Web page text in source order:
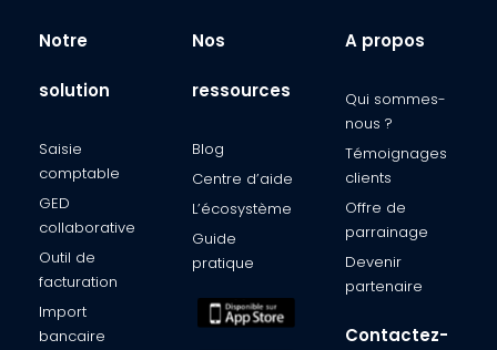
Notre
solution
Saisie
comptable​
GED
collaborative
Outil de
facturation​
Import
bancaire​
Nos
ressources
Blog
Centre d’aide​
L’écosystème​
Guide
pratique
A propos
Qui sommes-
nous ?​
Témoignages
clients​
Offre de
parrainage
Devenir
partenaire​
Contactez-